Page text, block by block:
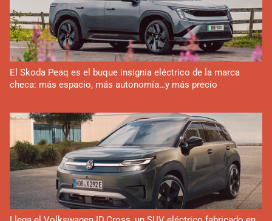
El Skoda Peaq es el buque insignia eléctrico de la marca
checa: más espacio, más autonomía…y más precio